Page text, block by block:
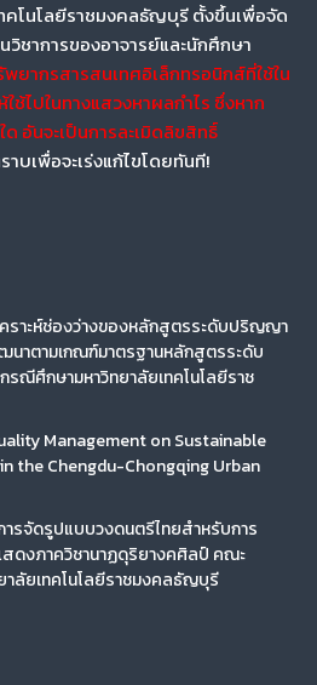
โนโลยีราชมงคลธัญบุรี ตั้งขึ้นเพื่อจัด
วิชาการของอาจารย์และนักศึกษา
ยากรสารสนเทศอิเล็กทรอนิกส์ที่ใช้ใน
ช้ไปในทางแสวงหาผลกำไร ซึ่งหาก
อันจะเป็นการละเมิดลิขสิทธิ์
าบเพื่อจะเร่งแก้ไขโดยทันที!
เคราะห์ช่องว่างของหลักสูตรระดับปริญญา
นาตามเกณฑ์มาตรฐานหลักสูตรระดับ
ณีศึกษามหาวิทยาลัยเทคโนโลยีราช
Management on Sustainable
the Chengdu-Chongqing Urban
รจัดรูปแบบวงดนตรีไทยสำหรับการ
สดงภาควิชานาฏดุริยางคศิลป์ คณะ
ลัยเทคโนโลยีราชมงคลธัญบุรี